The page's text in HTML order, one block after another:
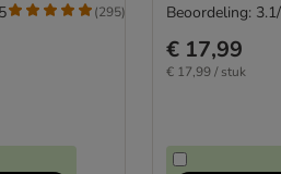
(295)
€ 17,99
€ 17,99 / stuk
Beoordeling: